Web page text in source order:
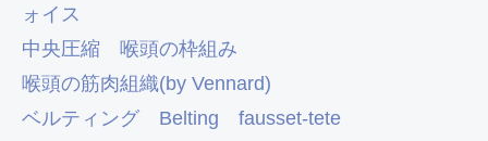
ォイス
中央圧縮
喉頭の枠組み
喉頭の筋肉組織(by Vennard)
ベルティング Belting
fausset-tete